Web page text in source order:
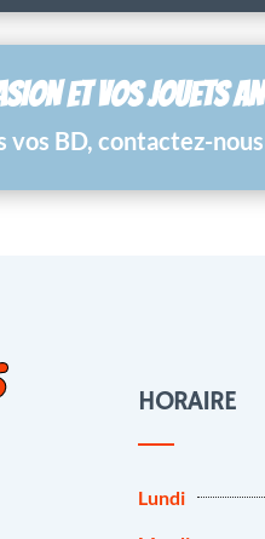
ET VOS JOUETS
vos BD, contactez-
HORAIRE
Lundi